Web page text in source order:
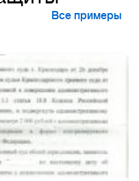
Все примеры